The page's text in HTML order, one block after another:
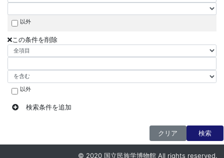
以外
この条件を削除
以外
検索条件を追加
クリア 検索
© 2020 国立民族学博物館 All rights reserved.